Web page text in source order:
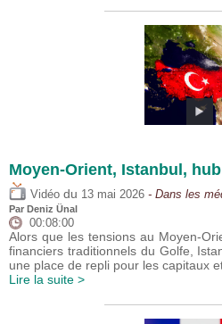
Moyen-Orient, Istanbul,
Vidéo du 13 mai 2026 - Dans les
Par Deniz Ünal
00:08:00
Alors que les tensions au Moyen-
financiers traditionnels du Golfe,
une place de repli pour les capitaux
Lire la suite >